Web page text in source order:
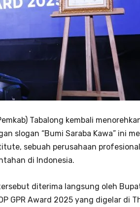
Tabalong kembali
slogan “Bumi Saraba Kawa” ini
sebuah perusahaan
di Indonesia.
diterima langsung oleh
GPR Award 2025 yang digelar di